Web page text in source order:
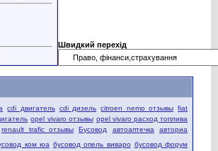
Швидкий перехід
cdi двигатель cdi дизель citroen nemo отзывы fiat
opel vivaro отзывы opel vivaro расход топлива
renault trafic отзывы Бусовод автоаптечка авториа
ком юа бусовод опель виваро бусовод форум